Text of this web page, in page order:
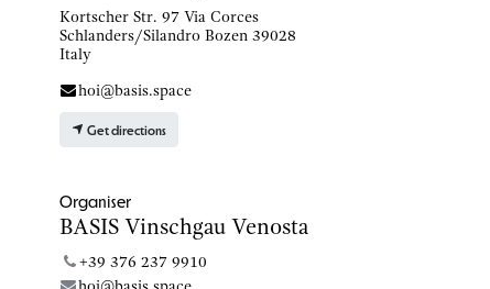
Kortscher Str. 97 Via Corces
Schlanders/Silandro Bozen 39028
Italy
hoi@basis.space
Get directions
Organiser
BASIS Vinschgau Venosta
+39 376 237 9910